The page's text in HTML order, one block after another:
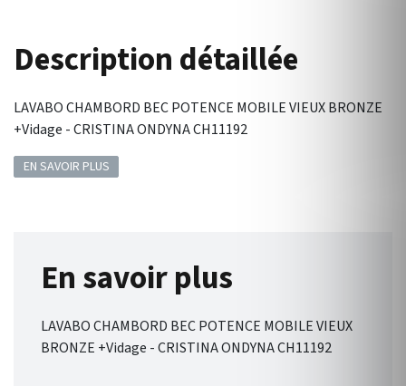
Description détaillée
LAVABO CHAMBORD BEC POTENCE MOBILE VIEUX BRONZE
+Vidage - CRISTINA ONDYNA CH11192
EN SAVOIR PLUS
En savoir plus
LAVABO CHAMBORD BEC POTENCE MOBILE VIEUX
BRONZE +Vidage - CRISTINA ONDYNA CH11192